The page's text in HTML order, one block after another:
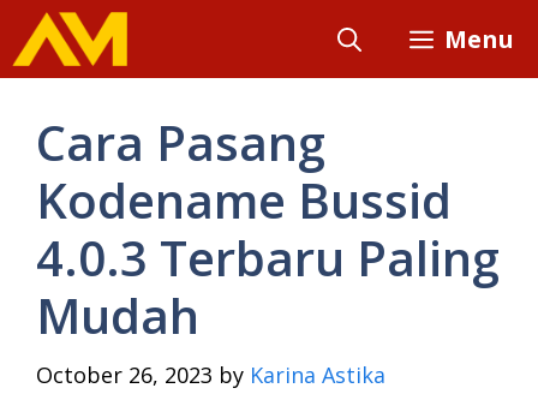
Skip
to
Menu
Cara Pasang
Kodename Bussid
4.0.3 Terbaru Paling
Mudah
October 26, 2023 by Karina Astika